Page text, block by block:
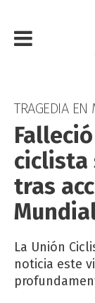
TRAGEDIA EN
ciclista
tras
La Unión
noticia este